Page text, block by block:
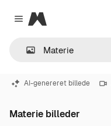
Close menu
Magnific
AI-genereret billede
Materie billeder